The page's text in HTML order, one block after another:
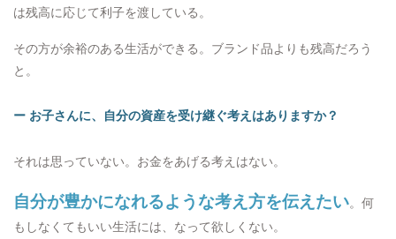
は残高に応じて利子を渡している。
その方が余裕のある生活ができる。ブランド品よりも残高だろう
と。
ー お子さんに、自分の資産を受け継ぐ考えはありますか？
それは思っていない。お金をあげる考えはない。
自分が豊かになれるような考え方を伝えたい。何
もしなくてもいい生活には、なって欲しくない。